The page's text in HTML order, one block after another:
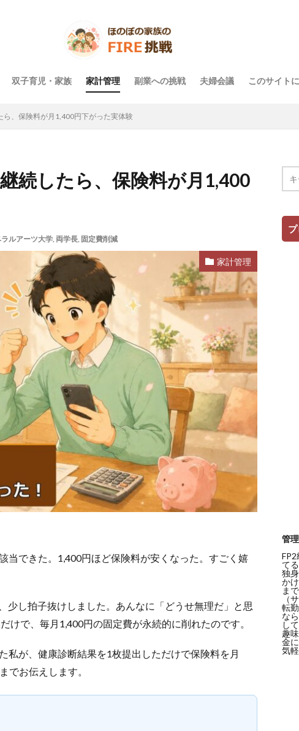
双子育児・家族 家計管理 副業への挑戦 夫婦会議 このサイト
ら、保険料が月1,400円下がった実体験
続したら、保険料が月1,400
ラルアーツ大学, 両学長, 固定費削減
家計管理
当できた。1,400円ほど保険料が安くなった。すごく嬉
少し拍子抜けしました。あんなに「どうせ無理だ」と思
で、毎月1,400円の固定費が永続的に削れたのです。
私が、健康診断結果を1枚提出しただけで保険料を月
でお伝えします。
管
て
独
か
ま
（
転
な
し
趣
金
気